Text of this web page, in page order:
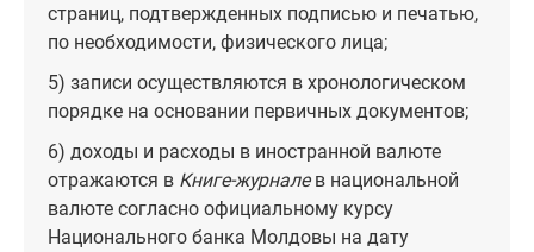
страниц, подтвержденных подписью и печатью,
по необходимости, физического лица;
5) записи осуществляются в хронологическом
порядке на основании первичных документов;
6) доходы и расходы в иностранной валюте
отражаются в Книге-журналев национальной
валюте согласно официальному курсу
Национального банка Молдовы на дату